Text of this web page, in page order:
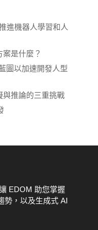
進機器人學習和人
是什麼？
圖以加速開發人型
與推論的三重挑戰
EDOM 助您掌握
勢，以及生成式 AI